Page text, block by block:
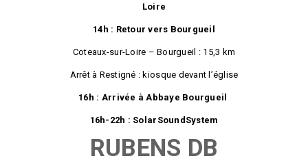
Loire
14h : Retour vers Bourgueil
Coteaux-sur-Loire – Bourgueil : 15,3 km
Arrêt à Restigné : kiosque devant l’église
16h : Arrivée à Abbaye Bourgueil
16h-22h : SolarSoundSystem
RUBENS DB